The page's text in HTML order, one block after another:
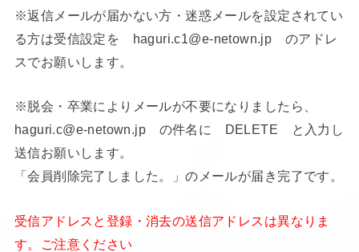
※返信メールが届かない方・迷惑メールを設定されてい
る方は受信設定を haguri.c1@e-netown.jp のアドレ
スでお願いします。
※脱会・卒業によりメールが不要になりましたら、
haguri.c@e-netown.jp の件名に DELETE と入力し
送信お願いします。
「会員削除完了しました。」のメールが届き完了です。
受信アドレスと登録・消去の送信アドレスは異なりま
す。ご注意ください